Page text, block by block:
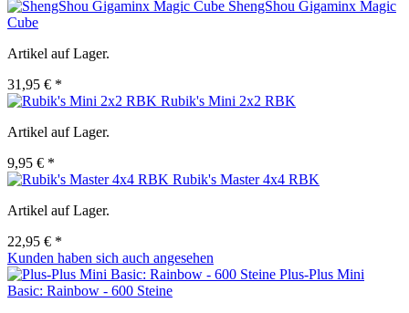
ShengShou Gigaminx Magic
Cube
Artikel auf Lager.
31,95 € *
Rubik's Mini 2x2 RBK
Artikel auf Lager.
9,95 € *
Rubik's Master 4x4 RBK
Artikel auf Lager.
22,95 € *
Kunden haben sich auch angesehen
Plus-Plus Mini
Basic: Rainbow - 600 Steine